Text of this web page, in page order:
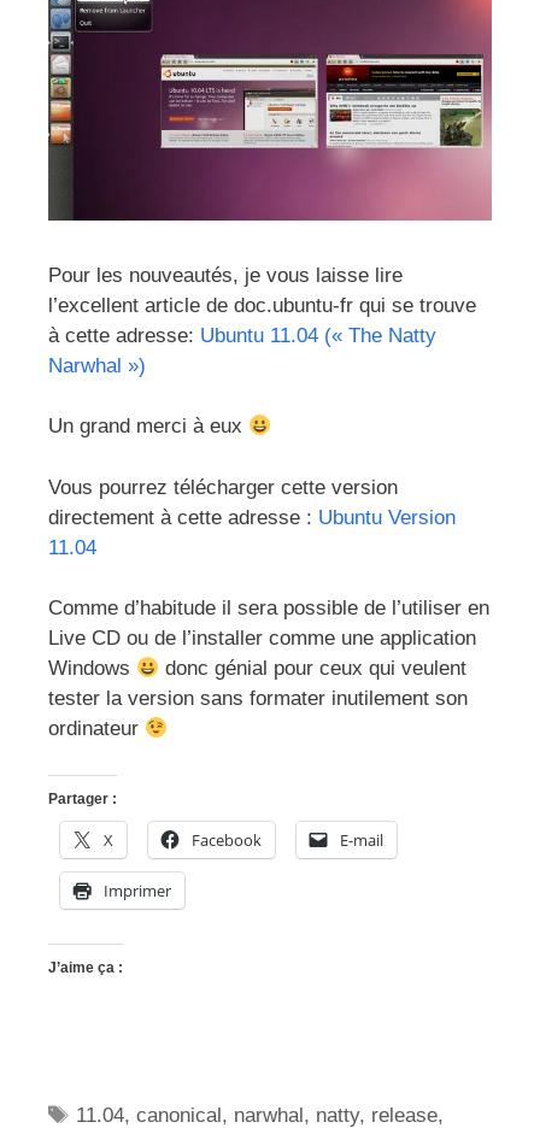
Pour les nouveautés, je vous laisse lire
l’excellent article de doc.ubuntu-fr qui se trouve
à cette adresse: Ubuntu 11.04 (« The Natty
Narwhal »)
Un grand merci à eux
Vous pourrez télécharger cette version
directement à cette adresse : Ubuntu Version
11.04
Comme d’habitude il sera possible de l’utiliser en
Live CD ou de l’installer comme une application
Windows
donc génial pour ceux qui veulent
tester la version sans formater inutilement son
ordinateur
Partager :
X Facebook E-mail
Imprimer
J’aime ça :
Étiquettes
11.04,canonical, narwhal, natty, release,